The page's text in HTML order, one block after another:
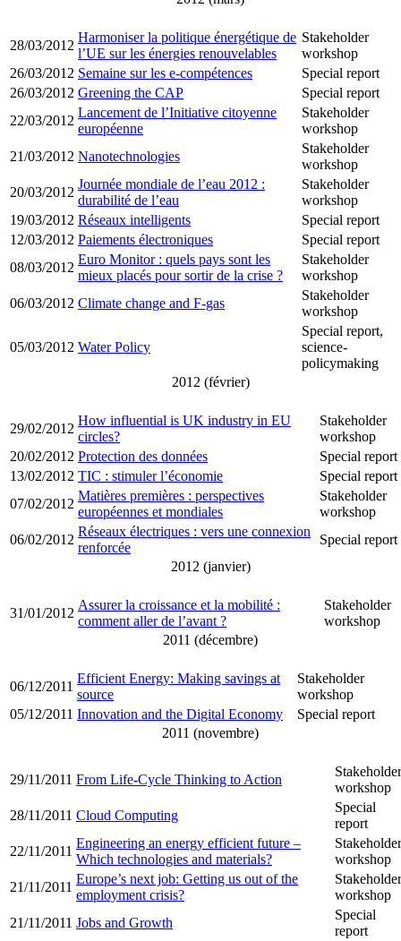
28/03/2012
Harmoniser la politique énergétique de
l’UE sur les énergies renouvelables
Stakeholder
workshop
26/03/2012 Semaine sur les e-compétences
Special report
26/03/2012 Greening the CAP
Special report
22/03/2012
Lancement de l’Initiative citoyenne
européenne
Stakeholder
workshop
21/03/2012 Nanotechnologies
Stakeholder
workshop
20/03/2012
Journée mondiale de l’eau 2012 :
durabilité de l’eau
Stakeholder
workshop
19/03/2012 Réseaux intelligents
Special report
12/03/2012 Paiements électroniques
Special report
08/03/2012
Euro Monitor : quels pays sont les
mieux placés pour sortir de la crise ?
Stakeholder
workshop
06/03/2012 Climate change and F-gas
Stakeholder
workshop
05/03/2012 Water Policy
Special report,
science-
policymaking
2012 (février)
29/02/2012
How influential is UK industry in EU
circles?
Stakeholder
workshop
20/02/2012 Protection des données
Special report
13/02/2012 TIC : stimuler l’économie
Special report
07/02/2012
Matières premières : perspectives
européennes et mondiales
Stakeholder
workshop
06/02/2012
Réseaux électriques : vers une connexion
renforcée
Special report
2012 (janvier)
31/01/2012
Assurer la croissance et la mobilité :
comment aller de l’avant ?
Stakeholder
workshop
2011 (décembre)
06/12/2011
Efficient Energy: Making savings at
source
Stakeholder
workshop
05/12/2011 Innovation and the Digital Economy
Special report
2011 (novembre)
29/11/2011 From Life-Cycle Thinking to Action
Stakeholder
workshop
28/11/2011 Cloud Computing
Special
report
22/11/2011
Engineering an energy efficient future –
Which technologies and materials?
Stakeholder
workshop
21/11/2011
Europe’s next job: Getting us out of the
employment crisis?
Stakeholder
workshop
21/11/2011 Jobs and Growth
Special
report